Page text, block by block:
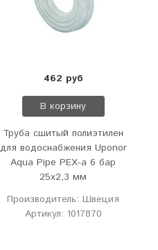
462 руб
В корзину
Труба сшитый полиэтилен
для водоснабжения Uponor
Aqua Pipe PEX-a 6 бар
25x2,3 мм
Производитель: Швеция
Артикул: 1017870